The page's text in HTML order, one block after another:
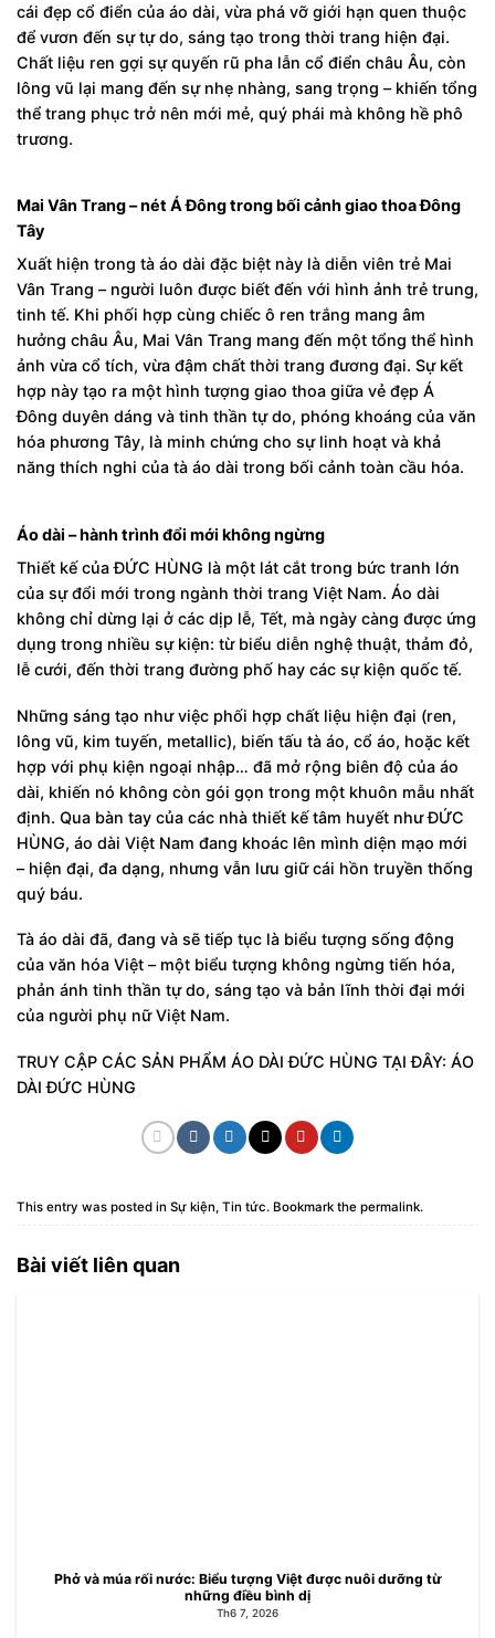
cái đẹp cổ điển của áo dài, vừa phá vỡ giới hạn quen thuộc
để vươn đến sự tự do, sáng tạo trong thời trang hiện đại.
Chất liệu ren gợi sự quyến rũ pha lẫn cổ điển châu Âu, còn
lông vũ lại mang đến sự nhẹ nhàng, sang trọng – khiến tổng
thể trang phục trở nên mới mẻ, quý phái mà không hề phô
trương.
Mai Vân Trang – nét Á Đông trong bối cảnh giao thoa Đông
Tây
Xuất hiện trong tà áo dài đặc biệt này là diễn viên trẻ Mai
Vân Trang – người luôn được biết đến với hình ảnh trẻ trung,
tinh tế. Khi phối hợp cùng chiếc ô ren trắng mang âm
hưởng châu Âu, Mai Vân Trang mang đến một tổng thể hình
ảnh vừa cổ tích, vừa đậm chất thời trang đương đại. Sự kết
hợp này tạo ra một hình tượng giao thoa giữa vẻ đẹp Á
Đông duyên dáng và tinh thần tự do, phóng khoáng của văn
hóa phương Tây, là minh chứng cho sự linh hoạt và khả
năng thích nghi của tà áo dài trong bối cảnh toàn cầu hóa.
Áo dài – hành trình đổi mới không ngừng
Thiết kế của ĐỨC HÙNG là một lát cắt trong bức tranh lớn
của sự đổi mới trong ngành thời trang Việt Nam. Áo dài
không chỉ dừng lại ở các dịp lễ, Tết, mà ngày càng được ứng
dụng trong nhiều sự kiện: từ biểu diễn nghệ thuật, thảm đỏ,
lễ cưới, đến thời trang đường phố hay các sự kiện quốc tế.
Những sáng tạo như việc phối hợp chất liệu hiện đại (ren,
lông vũ, kim tuyến, metallic), biến tấu tà áo, cổ áo, hoặc kết
hợp với phụ kiện ngoại nhập… đã mở rộng biên độ của áo
dài, khiến nó không còn gói gọn trong một khuôn mẫu nhất
định. Qua bàn tay của các nhà thiết kế tâm huyết như ĐỨC
HÙNG, áo dài Việt Nam đang khoác lên mình diện mạo mới
– hiện đại, đa dạng, nhưng vẫn lưu giữ cái hồn truyền thống
quý báu.
Tà áo dài đã, đang và sẽ tiếp tục là biểu tượng sống động
của văn hóa Việt – một biểu tượng không ngừng tiến hóa,
phản ánh tinh thần tự do, sáng tạo và bản lĩnh thời đại mới
của người phụ nữ Việt Nam.
TRUY CẬP CÁC SẢN PHẨM ÁO DÀI ĐỨC HÙNG TẠI ĐÂY: ÁO
DÀI ĐỨC HÙNG
This entry was posted in Sự kiện, Tin tức. Bookmark the permalink.
Bài viết liên quan
Phở và múa rối nước: Biểu tượng Việt được nuôi dưỡng từ
những điều bình dị
Th6 7, 2026